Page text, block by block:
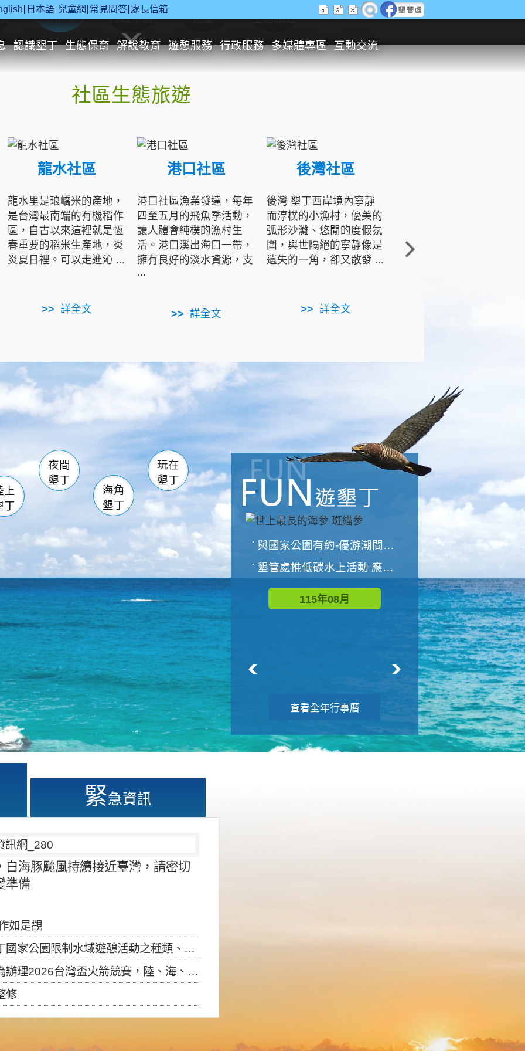
日本語 兒童網 常見問答 處長信箱
認識墾丁 生態保育 解說教育 遊憩服務 行政服務 多媒體專區 互動交流
休閒遊憩 行政申辦 兒童 生態旅遊
社區生態旅遊
龍水社區
龍水里是琅嶠米的產地，
是台灣最南端的有機稻作
區，自古以來這裡就是恆
春重要的稻米生產地，炎
炎夏日裡。可以走進沁 ...
詳全文
港口社區
港口社區漁業發達，每年
四至五月的飛魚季活動，
讓人體會純樸的漁村生
活。港口溪出海口一帶，
擁有良好的淡水資源，支
...
詳全文
後灣社區
後灣 墾丁西岸境內寧靜
而淳樸的小漁村，優美的
弧形沙灘、悠閒的度假氛
圍，與世隔絕的寧靜像是
遺失的一角，卻又散發 ...
詳全文
角的端點，冬季海浪拍打
著礁岸，旺盛的侵蝕作
南仁湖
滿州 佳樂水
森林遊樂區
墾管處遊客中心
社頂公園 風吹沙
船帆石 龍磐公園
香蕉灣 龍坑
鵝鑾鼻
上
丁
夜間
墾丁
海角
墾丁
玩在
墾丁
與國家公園有約-優游潮間探險者
墾管處推低碳水上活動 應屆畢業生限額免費參加
115年08月
世界地球清潔日 墾管處辦理「2026年墾丁國家公園沙灘淨灘活動
115年09月
查看全年行事曆
緊急資訊
海豚颱風持續接近臺灣，請密切
準備
如是觀
制水域遊憩活動之種類、範圍、時間及行為」，自即日生效。
盃火箭競賽，陸、海、空域警戒及協調相關事宜，因颱風備案事宜
修